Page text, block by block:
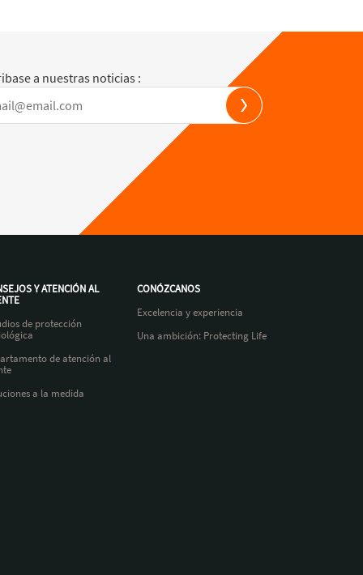
a nuestras noticias :
Y ATENCIÓN AL
de protección
de atención al
a la medida
CONÓZCANOS
Excelencia y experiencia
Una ambición: Protecting Life